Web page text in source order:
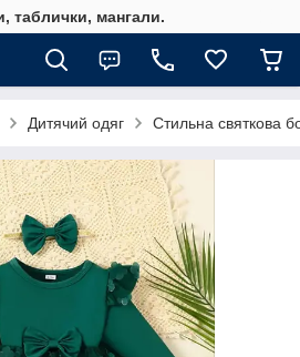
таблички, мангали.
Дитячий одяг Стильна святкова